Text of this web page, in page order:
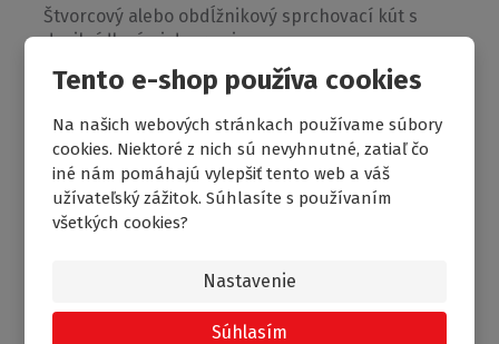
Tento e-shop používa cookies
Na našich webových stránkach používame súbory
cookies. Niektoré z nich sú nevyhnutné, zatiaľ čo
iné nám pomáhajú vylepšiť tento web a váš
užívateľský zážitok. Súhlasíte s používaním
všetkých cookies?
Nastavenie
Súhlasím
Štvorcový alebo obdĺžnikový sprchovací kút s
dvojkrídlovými dverami
skladom
od 932.34
DOPRAVA ZADARMO
NOVINKA